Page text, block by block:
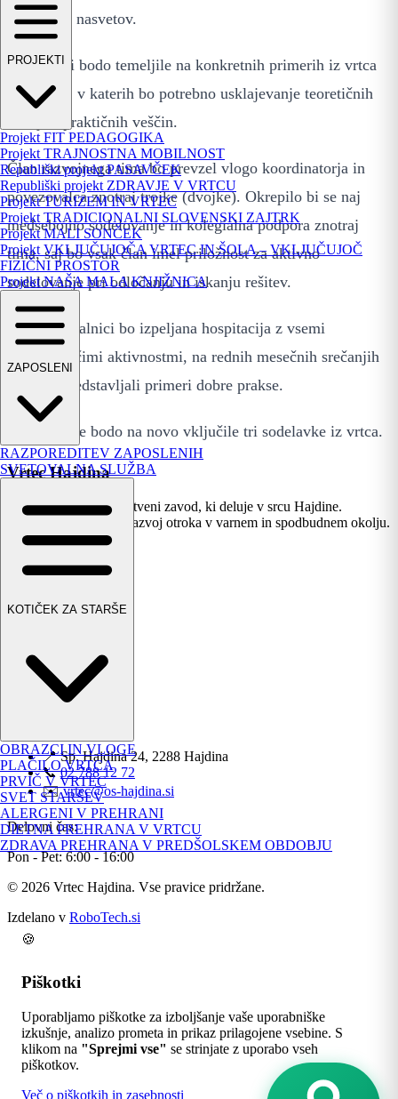
PROJEKTI
Projekt FIT PEDAGOGIKA
Projekt TRAJNOSTNA MOBILNOST
Republiški projekt PASAVČEK
Republiški projekt ZDRAVJE V VRTCU
Projekt TURIZEM IN VRTEC
Projekt TRADICIONALNI SLOVENSKI ZAJTRK
Projekt MALI SONČEK
Projekt VKLJUČUJOČA VRTEC IN ŠOLA – VKLJUČUJOČ
FIZIČNI PROSTOR
Projekt NAŠA MALA KNJIŽNICA
ZAPOSLENI
RAZPOREDITEV ZAPOSLENIH
SVETOVALNA SLUŽBA
KOTIČEK ZA STARŠE
OBRAZCI IN VLOGE
PLAČILO VRTCA
PRVIČ V VRTEC
SVET STARŠEV
ALERGENI V PREHRANI
DIETNA PREHRANA V VRTCU
ZDRAVA PREHRANA V PREDŠOLSKEM OBDOBJU
praktičnih nasvetov.
Aktivnosti bodo temeljile na konkretnih primerih iz vrtca
(oddelka), v katerih bo potrebno usklajevanje teoretičnih
znanj in praktičnih veščin.
Član razvojnega tima bo prevzel vlogo koordinatorja in
povezovalca znotraj trojke (dvojke). Okrepilo bi se naj
medsebojno sodelovanje in kolegialna podpora znotraj
tima, saj bo vsak član imel priložnost za aktivno
sodelovanje pri odločanju in iskanju rešitev.
V vsaki igralnici bo izpeljana hospitacija z vsemi
spremljajočimi aktivnostmi, na rednih mesečnih srečanjih
se bodo predstavljali primeri dobre prakse.
V projekt se bodo na novo vključile tri sodelavke iz vrtca.
Vrtec Hajdina
Sodoben vzgojno-varstveni zavod, ki deluje v srcu Hajdine.
Spodbujamo celostni razvoj otroka v varnem in spodbudnem okolju.
Novice
Kontakt
OŠ Hajdina
📍 Sp. Hajdina 24, 2288 Hajdina
📞02 788 12 72
✉️vrtec@os-hajdina.si
Delovni čas:
Pon - Pet: 6:00 - 16:00
© 2026 Vrtec Hajdina. Vse pravice pridržane.
Izdelano v RoboTech.si
🍪
Piškotki
Uporabljamo piškotke za izboljšanje vaše uporabniške
izkušnje, analizo prometa in prikaz prilagojene vsebine. S
klikom na "Sprejmi vse" se strinjate z uporabo vseh
piškotkov.
Več o piškotkih in zasebnosti